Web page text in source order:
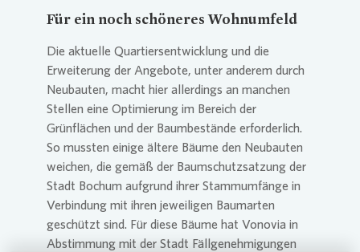
Für ein noch schöneres Wohnumfeld
Die aktuelle Quartiersentwicklung und die
Erweiterung der Angebote, unter anderem durch
Neubauten, macht hier allerdings an manchen
Stellen eine Optimierung im Bereich der
Grünflächen und der Baumbestände erforderlich.
So mussten einige ältere Bäume den Neubauten
weichen, die gemäß der Baumschutzsatzung der
Stadt Bochum aufgrund ihrer Stammumfänge in
Verbindung mit ihren jeweiligen Baumarten
geschützt sind. Für diese Bäume hat Vonovia in
Abstimmung mit der Stadt Fällgenehmigungen